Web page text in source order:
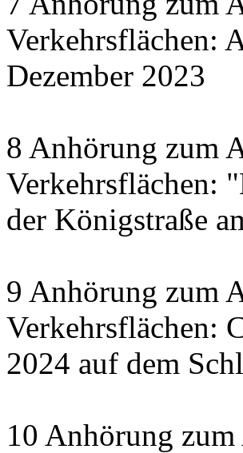
Verkehrsflächen:
Dezember 2023
8 Anhörung zum
Verkehrsflächen:
der Königstraße
9 Anhörung zum
Verkehrsflächen:
2024 auf dem
10 Anhörung